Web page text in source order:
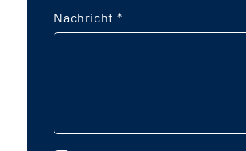
Nachricht *